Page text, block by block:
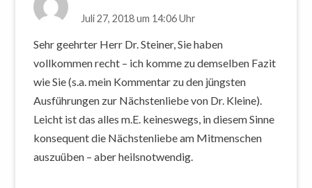
Juli 27, 2018 um 14:06 Uhr
Sehr geehrter Herr Dr. Steiner, Sie haben
vollkommen recht – ich komme zu demselben Fazit
wie Sie (s.a. mein Kommentar zu den jüngsten
Ausführungen zur Nächstenliebe von Dr. Kleine).
Leicht ist das alles m.E. keineswegs, in diesem Sinne
konsequent die Nächstenliebe am Mitmenschen
auszuüben – aber heilsnotwendig.